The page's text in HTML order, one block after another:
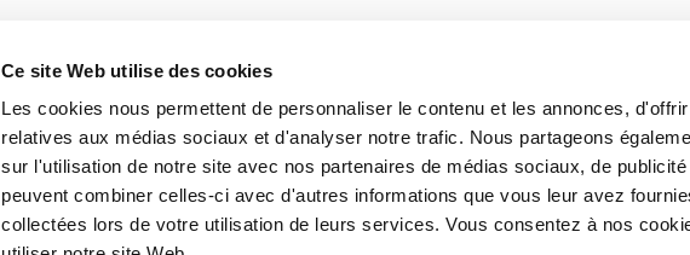
Ce site Web utilise des cookies
Les cookies nous permettent de personnaliser le contenu et les annonces,
relatives aux médias sociaux et d'analyser notre trafic. Nous partageons
sur l'utilisation de notre site avec nos partenaires de médias sociaux, de
peuvent combiner celles-ci avec d'autres informations que vous leur avez
collectées lors de votre utilisation de leurs services. Vous consentez à nos